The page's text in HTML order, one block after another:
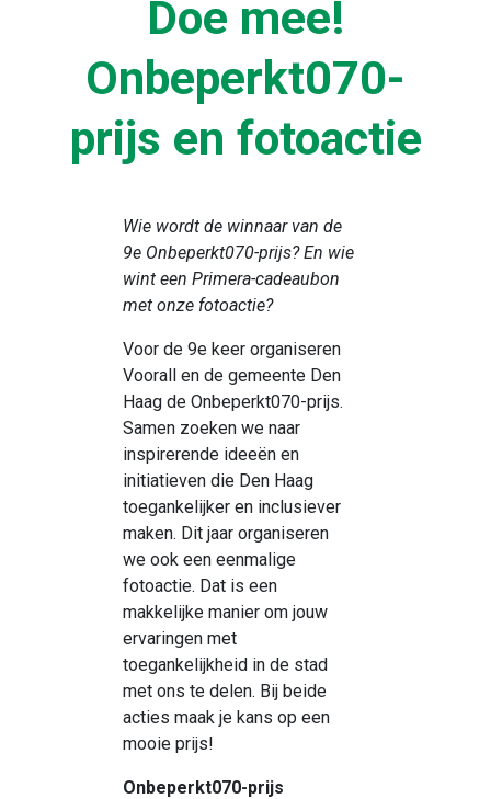
Doe mee!
Onbeperkt070-
prijs en fotoactie
Wie wordt de winnaar van de
9e Onbeperkt070-prijs? En wie
wint een Primera-cadeaubon
met onze fotoactie?
Voor de 9e keer organiseren
Voorall en de gemeente Den
Haag de Onbeperkt070-prijs.
Samen zoeken we naar
inspirerende ideeën en
initiatieven die Den Haag
toegankelijker en inclusiever
maken. Dit jaar organiseren
we ook een eenmalige
fotoactie. Dat is een
makkelijke manier om jouw
ervaringen met
toegankelijkheid in de stad
met ons te delen. Bij beide
acties maak je kans op een
mooie prijs!
Onbeperkt070-prijs